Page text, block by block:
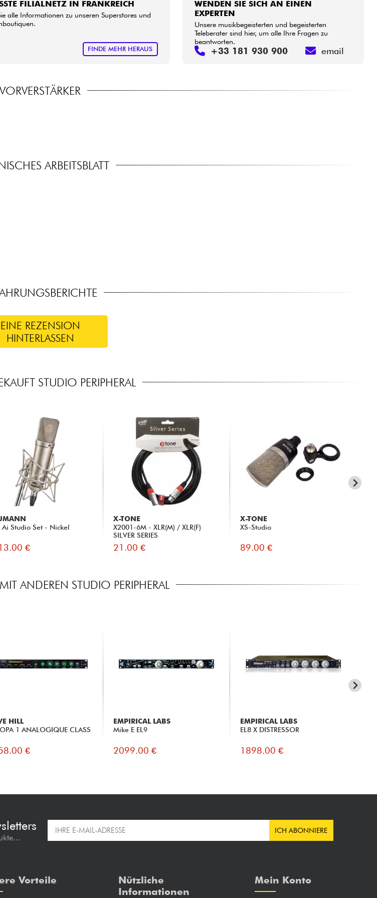
FILIALNETZ IN FRANKREICH
alle Informationen zu unseren Superstores und
FINDE MEHR HERAUS
WENDEN SIE SICH AN EINEN
EXPERTEN
Unsere musikbegeisterten und begeisterten
Teleberater sind hier, um alle Ihre Fragen zu
beantworten.
+33 181 930 900 email
VORVERSTÄRKER
ARBEITSBLATT
EINE REZENSION
HINTERLASSEN
STUDIO PERIPHERAL
Ai Studio Set - Nickel
€
X-TONE
X2001-6M - XLR(M) / XLR(F)
SILVER SERIES
21.00 €
X-TONE
XS-Studio
89.00 €
ANDEREN STUDIO PERIPHERAL
HILL
1 ANALOGIQUE CLASS
€
EMPIRICAL LABS
Mike E EL9
2099.00 €
EMPIRICAL LABS
EL8 X DISTRESSOR
1898.00 €
ICH ABONNIERE
Vorteile
Nützliche
Informationen
Mein Konto